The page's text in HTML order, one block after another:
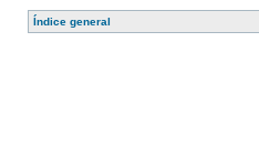
Índice general